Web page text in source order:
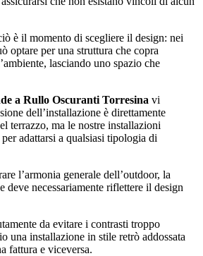
è il momento di scegliere il design: nei
optare per una struttura che copra
lasciando uno spazio che
a Rullo Oscuranti Torresina vi
dell’installazione è direttamente
terrazzo, ma le nostre installazioni
adattarsi a qualsiasi tipologia di
l’armonia generale dell’outdoor, la
deve necessariamente riflettere il design
da evitare i contrasti troppo
una installazione in stile retrò addossata
fattura e viceversa.